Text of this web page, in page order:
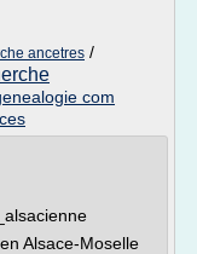
ancetres /
com
Alsace-Moselle